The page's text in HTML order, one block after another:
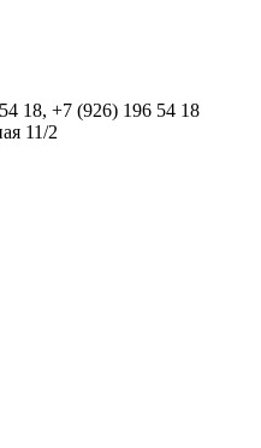
18, +7 (926) 196 54 18
11/2